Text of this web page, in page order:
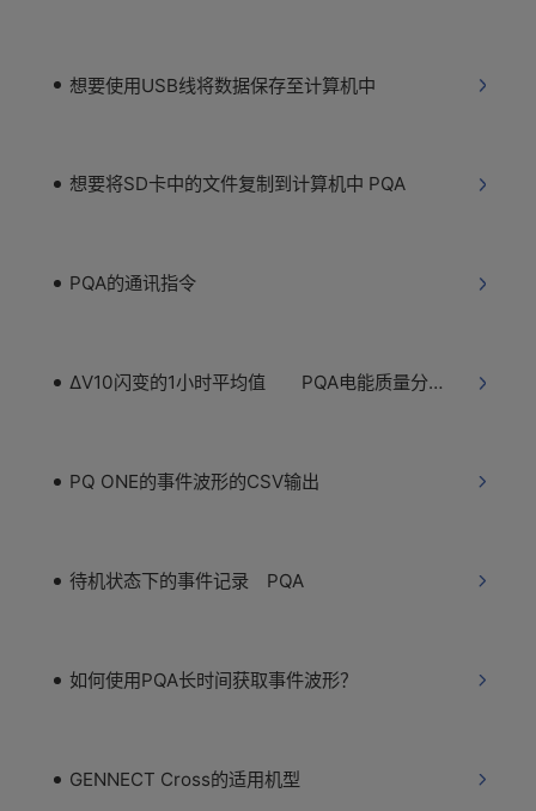
想要使用USB线将数据保存至计算机中
想要将SD卡中的文件复制到计算机中 PQA
PQA的通讯指令
ΔV10闪变的1小时平均值 PQA电能质量分析仪
PQ ONE的事件波形的CSV输出
待机状态下的事件记录 PQA
如何使用PQA长时间获取事件波形？
GENNECT Cross的适用机型